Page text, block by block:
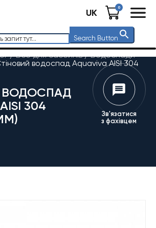
UK 0
Search Button
/Все для басейнів/Водоспади
водоспад Aquaviva AISI 304
ВОДОСПАД
304
Зв'язатися
з фахівцем